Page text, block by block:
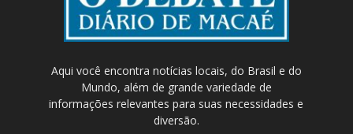
Aqui você encontra notícias locais, do Brasil e do
Mundo, além de grande variedade de
informações relevantes para suas necessidades e
diversão.